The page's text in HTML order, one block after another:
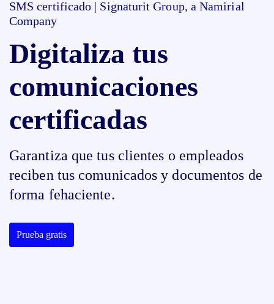
SMS certificado | Signaturit Group, a Namirial
Company
Digitaliza tus
comunicaciones
certificadas
Garantiza que tus clientes o empleados
reciben tus comunicados y documentos de
forma fehaciente.
Prueba gratis